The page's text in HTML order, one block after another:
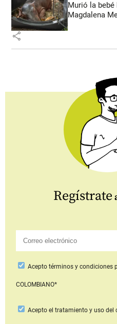
Murió la
Magdalena
share
Regístrate
Aceptotérminos y condiciones
COLOMBIANO*
Acepto el tratamiento y uso del